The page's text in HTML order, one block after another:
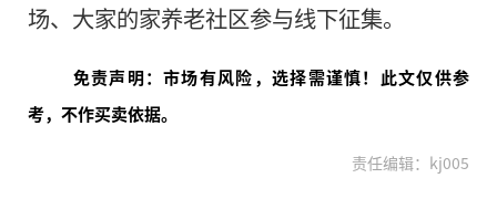
场、大家的家养老社区参与线下征集。
免责声明：市场有风险，选择需谨慎！此文仅供参
考，不作买卖依据。
责任编辑：kj005